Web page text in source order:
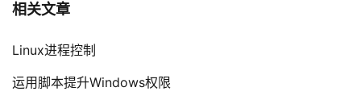
相关文章
Linux进程控制
运用脚本提升Windows权限